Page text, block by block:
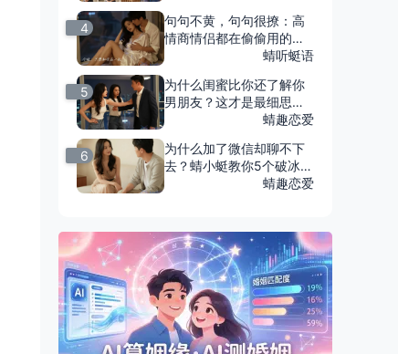
4
句句不黄，句句很撩：高
情商情侣都在偷偷用的调
情话术，拿去直接用！
蜻听蜓语
5
为什么闺蜜比你还了解你
男朋友？这才是最细思极
蜻趣恋爱
6
为什么加了微信却聊不下
去？蜻小蜓教你5个破冰心
法与高情商开场白话术
蜻趣恋爱